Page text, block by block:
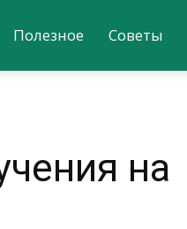
Полезное Советы
на